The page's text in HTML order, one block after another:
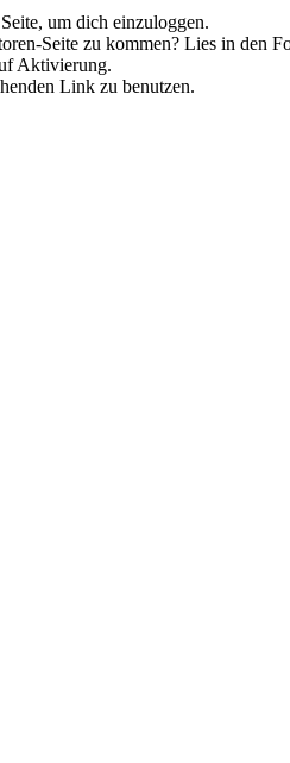
um dich einzuloggen.
Seite zu kommen? Lies in den
Aktivierung.
Link zu benutzen.